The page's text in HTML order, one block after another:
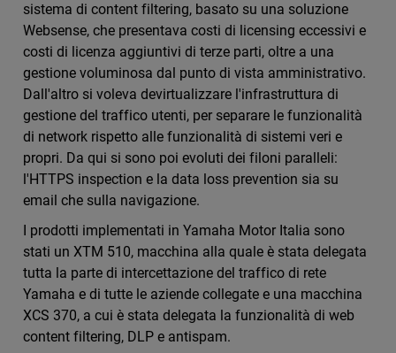
sistema di content filtering, basato su una soluzione
Websense, che presentava costi di licensing eccessivi e
costi di licenza aggiuntivi di terze parti, oltre a una
gestione voluminosa dal punto di vista amministrativo.
Dall'altro si voleva devirtualizzare l'infrastruttura di
gestione del traffico utenti, per separare le funzionalità
di network rispetto alle funzionalità di sistemi veri e
propri. Da qui si sono poi evoluti dei filoni paralleli:
l'HTTPS inspection e la data loss prevention sia su
email che sulla navigazione.
I prodotti implementati in Yamaha Motor Italia sono
stati un XTM 510, macchina alla quale è stata delegata
tutta la parte di intercettazione del traffico di rete
Yamaha e di tutte le aziende collegate e una macchina
XCS 370, a cui è stata delegata la funzionalità di web
content filtering, DLP e antispam.